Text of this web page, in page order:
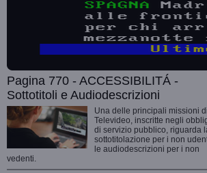
Pagina 770 - ACCESSIBILITÁ -
Sottotitoli e Audiodescrizioni
Una delle principali missioni di
Televideo, inscritte negli
di servizio pubblico, riguarda
sottotitolazione per i non
le audiodescrizioni per i non
vedenti.